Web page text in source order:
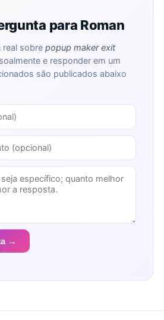
para Roman
real sobre popup maker exit
e responder em um
são publicados abaixo
→